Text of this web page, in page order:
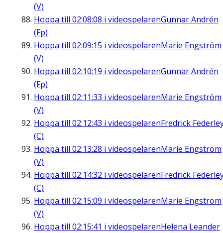
(V)
Hoppa till 02:08:08 i videospelarenGunnar Andrén
(Fp)
Hoppa till 02:09:15 i videospelarenMarie Engström
(V)
Hoppa till 02:10:19 i videospelarenGunnar Andrén
(Fp)
Hoppa till 02:11:33 i videospelarenMarie Engström
(V)
Hoppa till 02:12:43 i videospelarenFredrick
(C)
Hoppa till 02:13:28 i videospelarenMarie Engström
(V)
Hoppa till 02:14:32 i videospelarenFredrick
(C)
Hoppa till 02:15:09 i videospelarenMarie Engström
(V)
Hoppa till 02:15:41 i videospelarenHelena Leander